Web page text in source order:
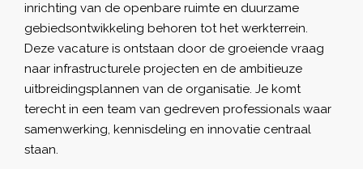
inrichting van de openbare ruimte en duurzame
gebiedsontwikkeling behoren tot het werkterrein.
Deze vacature is ontstaan door de groeiende vraag
naar infrastructurele projecten en de ambitieuze
uitbreidingsplannen van de organisatie. Je komt
terecht in een team van gedreven professionals waar
samenwerking, kennisdeling en innovatie centraal
staan.